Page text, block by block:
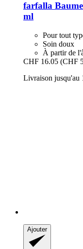
farfalla
ml
Pour tout
Soin doux
À partir de
CHF 16.05 (CHF
Livraison jusqu'au
Ajouter